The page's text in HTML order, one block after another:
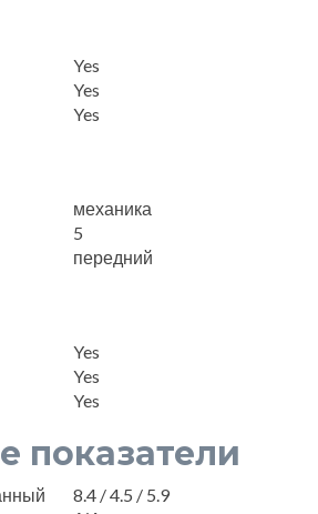
Yes
Yes
Yes
механика
5
передний
Yes
Yes
Yes
показатели
8.4 / 4.5 / 5.9